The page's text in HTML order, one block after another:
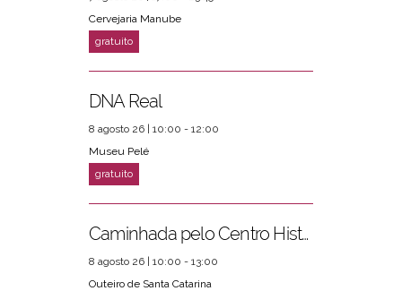
Cervejaria Manube
DNA Real
8 agosto 26 | 10:00 - 12:00
Museu Pelé
Caminhada pelo Centro Histórico
8 agosto 26 | 10:00 - 13:00
Outeiro de Santa Catarina